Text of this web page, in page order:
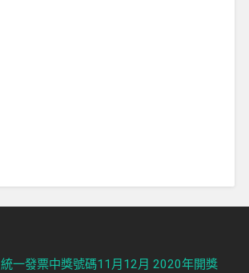
統一發票中獎號碼11月12月 2020年開獎